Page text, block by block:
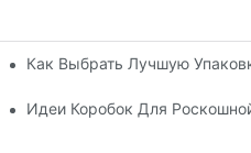
Упаковочные Решения
Как Выбрать Лучшую
Кожей, Повышающий
Идеи Коробок Для